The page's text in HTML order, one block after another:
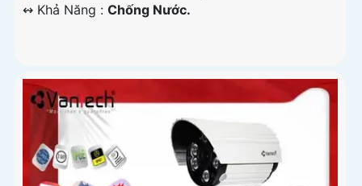
️↭ Khả Năng : Chống Nước.